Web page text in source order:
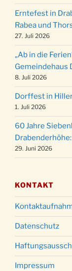
24.12.
24.12.
24.12.
15:00
24.12.
18:00
24.12.
um
31.12.
18:00
Erntefest in
Rabea und
27. Juli 2026
„Ab in die
Gemeindehaus
8. Juli 2026
Dorffest in
1. Juli 2026
60 Jahre
29. Juni 2026
KONTAKT
Datenschutz
Impressum